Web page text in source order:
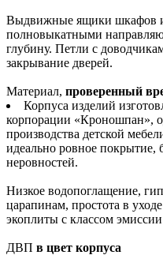
Выдвижные ящики шкафов
полновыкатными
глубину. Петли с
закрывание дверей.
Материал, проверенный
Корпуса изделий
корпорации «Кроношпан»,
производства детской
идеально ровное покрытие,
неровностей.
Низкое водопоглащение,
царапинам, простота в
экоплиты с классом
ДВП в цвет корпуса